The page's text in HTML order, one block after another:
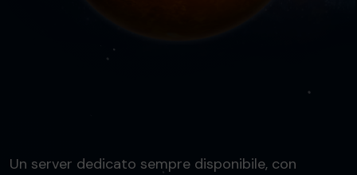
Un server dedicato sempre disponibile, con